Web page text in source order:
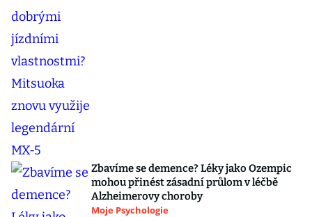
Zbavíme se demence? Léky jako Ozempic
mohou přinést zásadní průlom v léčbě
Alzheimerovy choroby
Moje Psychologie